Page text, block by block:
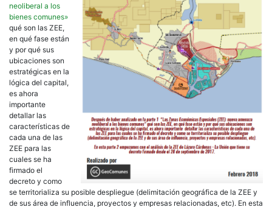
neoliberal a los
bienes comunes»
qué son las ZEE,
en qué fase están
y por qué sus
ubicaciones son
estratégicas en la
lógica del capital,
es ahora
importante
detallar las
características de
cada una de las
ZEE para las
cuales se ha
firmado el
decreto y como
se territorializa su posible despliegue (delimitación geográfica de la ZEE y
de sus área de influencia, proyectos y empresas relacionadas, etc). En esta